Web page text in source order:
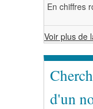
En chiffres
Voir plus de
d'un